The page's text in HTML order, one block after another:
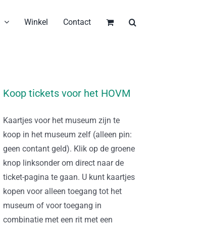
Winkel Contact
Koop tickets voor het HOVM
Kaartjes voor het museum zijn te
koop in het museum zelf (alleen pin:
geen contant geld). Klik op de groene
knop linksonder om direct naar de
ticket-pagina te gaan. U kunt kaartjes
kopen voor alleen toegang tot het
museum of voor toegang in
combinatie met een rit met een